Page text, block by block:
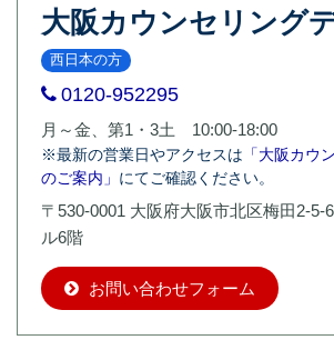
大阪カウンセリング
西日本の方
0120-952295
月～金、第1・3土 10:00-18:00
※最新の営業日やアクセスは 「大阪カウ
のご案内」 にてご確認ください。
〒530-0001 大阪府大阪市北区梅田2-
ル6階
お問い合わせフォーム